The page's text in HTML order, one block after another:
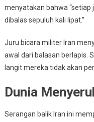
menyatakan bahwa “setiap
dibalas sepuluh kali lipat.”
Juru bicara militer Iran
awal dari balasan berlapis.
langit mereka tidak akan
Dunia
Serangan balik Iran ini